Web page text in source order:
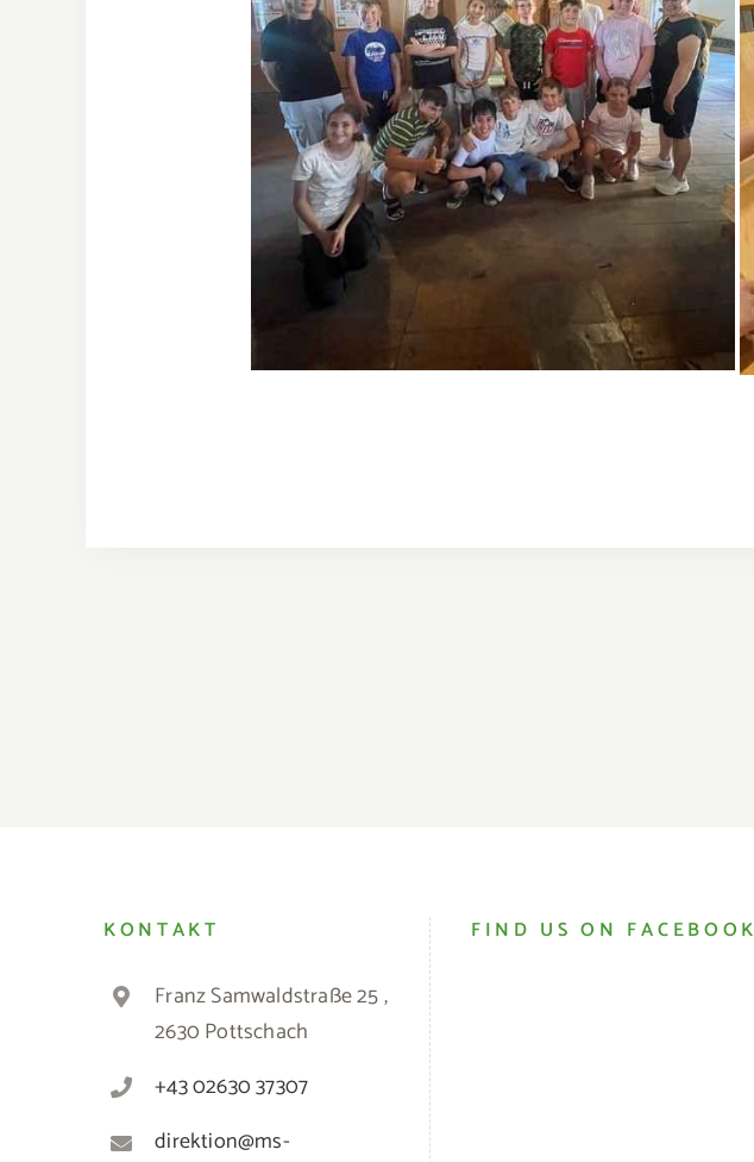
KONTAKT
Franz Samwaldstraße 25 ,
2630 Pottschach
+43 02630 37307
direktion@ms-
FIND US ON FACEBOOK